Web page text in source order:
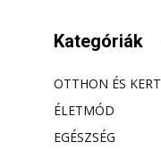
Kategóriák
OTTHON ÉS KERT
ÉLETMÓD
EGÉSZSÉG